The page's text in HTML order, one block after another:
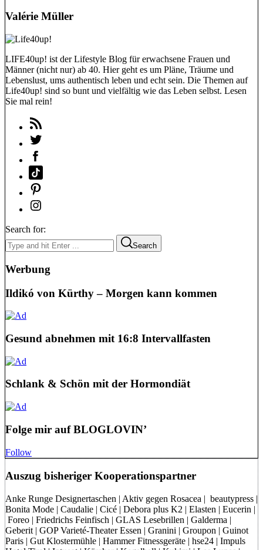
Valérie Müller
LIFE40up! ist der Lifestyle Blog für erwachsene Frauen und
Männer (nicht nur) ab 40. Hier geht es um Pläne, Träume und
Lebenslust, ums authentisch leben und echt sein. Die Themen auf
Life40up! sind so bunt und vielfältig wie das Leben selbst. Lesen
Sie mal rein!
Search for:
Search
Werbung
Ildikó von Kürthy – Morgen kann kommen
Gesund abnehmen mit 16:8 Intervallfasten
Schlank & Schön mit der Hormondiät
Folge mir auf BLOGLOVIN’
Follow
Auszug bisheriger Kooperationspartner
Anke Runge Designertaschen | Aktiv gegen Rosacea | beautypress |
Bonita Mode | Caudalie | Cicé | Debora plus K2 | Elasten | Eucerin |
Foreo | Friedrichs Feinfisch | GLAS Lesebrillen | Galderma |
Geberit | GOP Varieté-Theater Essen | Granini | Groupon | Guinot
Paris | Gut Klostermühle | Hammer Fitnessgeräte | hse24 | Impuls